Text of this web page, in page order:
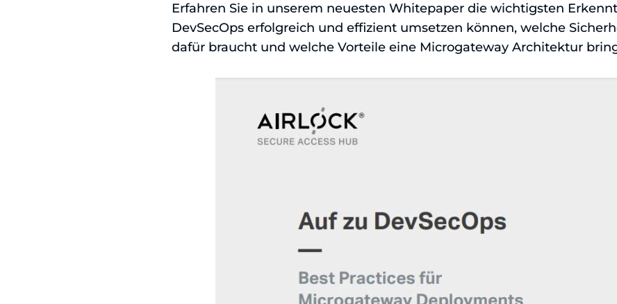
Erfahren Sie in unserem neuesten Whitepaper die wichtigsten
DevSecOps erfolgreich und effizient umsetzen können, welche
dafür braucht und welche Vorteile eine Microgateway Architektur